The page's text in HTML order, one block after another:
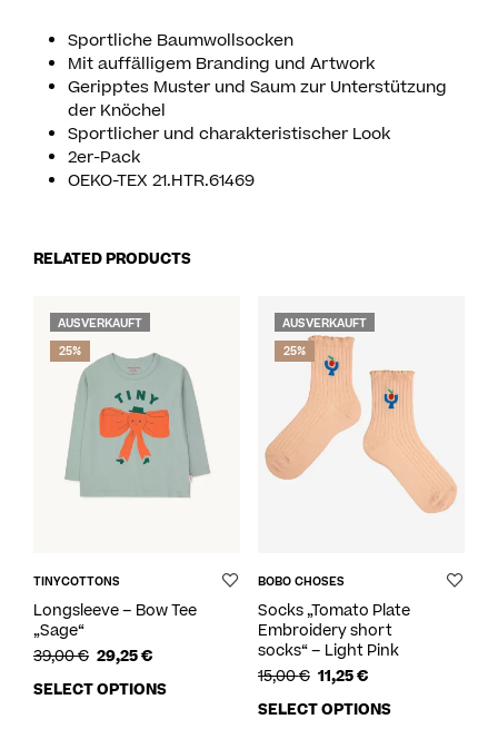
Sportliche Baumwollsocken
Mit auffälligem Branding und Artwork
Geripptes Muster und Saum zur Unterstützung
der Knöchel
Sportlicher und charakteristischer Look
2er-Pack
OEKO-TEX 21.HTR.61469
RELATED PRODUCTS
AUSVERKAUFT
25%
TINYCOTTONS
Longsleeve – Bow Tee
„Sage“
39,00€ 29,25€
SELECT OPTIONS
AUSVERKAUFT
25%
BOBO CHOSES
Socks „Tomato Plate
Embroidery short
socks“ – Light Pink
15,00€ 11,25€
SELECT OPTIONS